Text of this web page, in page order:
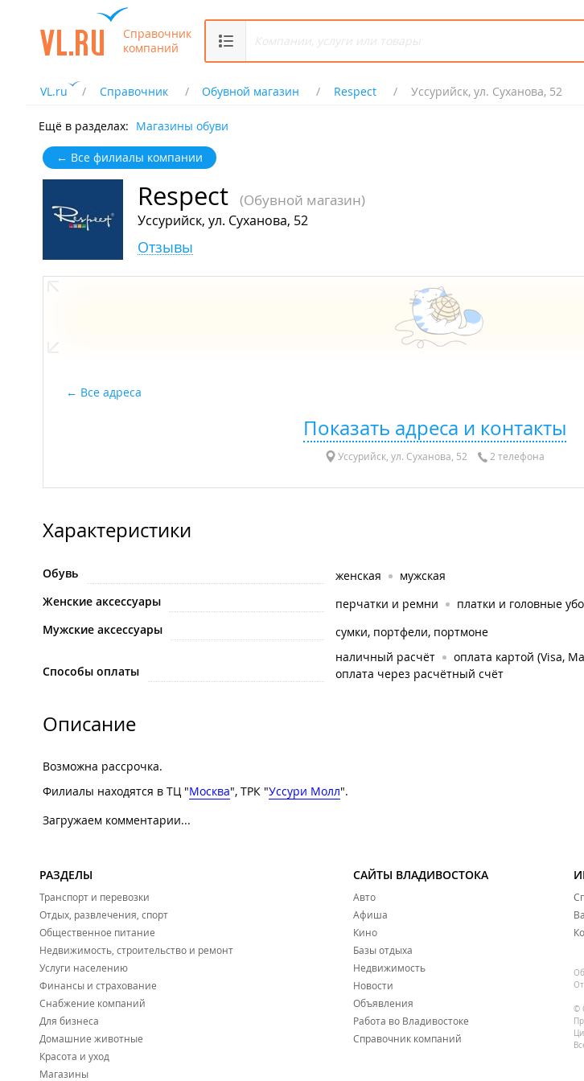
Справочник
компаний
VL.ru Справочник Обувной магазин Respect Уссурийск, ул. Суханова, 52
Ещё в разделах: Магазины обуви
← Все филиалы компании
Respect (Обувной магазин)
Уссурийск, ул. Суханова, 52
Отзывы
Все адреса
Показать адреса и контакты
Уссурийск, ул. Суханова, 52 2 телефона
Характеристики
Обувь женская
мужская
Женские аксессуары
перчатки и ремни платки и головные
Мужские аксессуары
сумки, портфели, портмоне
Способы оплаты
наличный расчёт оплата картой (Visa,
оплата через расчётный счёт
Описание
Возможна рассрочка.
Филиалы находятся в ТЦ "Москва", ТРК "Уссури Молл".
Загружаем комментарии...
РАЗДЕЛЫ
Транспорт и перевозки
Отдых, развлечения, спорт
Общественное питание
Недвижимость, строительство и ремонт
Услуги населению
Финансы и страхование
Снабжение компаний
Для бизнеса
Домашние животные
Красота и уход
Магазины
САЙТЫ ВЛАДИВОСТОКА
Авто
Афиша
Кино
Базы отдыха
Недвижимость
Новости
Объявления
Работа во Владивостоке
Справочник компаний
©